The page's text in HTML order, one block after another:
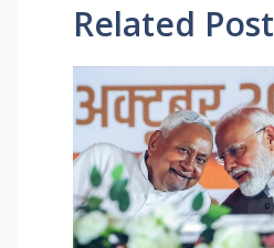
Related Post